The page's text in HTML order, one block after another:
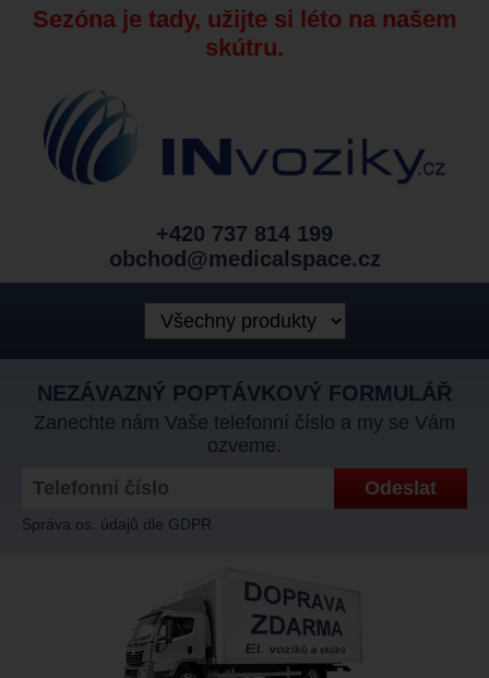
Sezóna je tady, užijte si léto na našem
skútru.
+420 737 814 199
obchod@medicalspace.cz
NEZÁVAZNÝ POPTÁVKOVÝ FORMULÁŘ
Zanechte nám Vaše telefonní číslo a my se Vám
ozveme.
Správa os. údajů dle GDPR